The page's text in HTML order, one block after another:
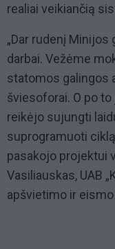
realiai veikiančią
„Dar rudenį
darbai. Vežėme
statomos galingos
šviesoforai. O po
reikėjo sujungti
suprogramuoti
pasakojo projektui
Vasiliauskas, UAB
apšvietimo ir